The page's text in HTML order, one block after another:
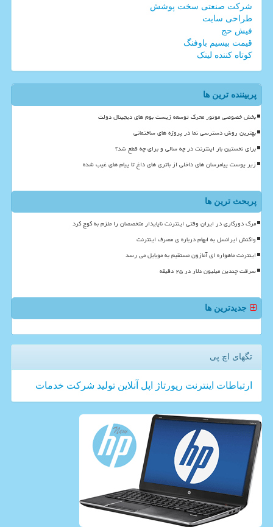
شرکت صنعتی سخت پوشش
طراحی سایت
فیش حج
قیمت بیسیم باوفنگ
کوتاه کننده لینک
پربیننده ترین ها
بخش خصوصی موتور محرک توسعه زیست بوم های دیجیتال دولت
بهترین روش دسترسی نما در پروژه های ساختمانی
برای نخستین بار اینترنت در چه سالی و برای چه قطع شد؟
زیر پوست پیامرسان های داخلی از باتری های داغ تا پیام های غیب شده
پربحث ترین ها
مرگ دورکاری در ایران وقتی اینترنت ناپایدار متخصصان را ملزم به کوچ کرد
واکنش ایرانسل به ابهام درباره ی مصرف اینترنت
اینترنت ماهواره ای آمازون مستقیم به موبایل می رسد
سرقت چندین میلیون دلار در ۲۵ دقیقه
جدیدترین ها
تگهای اچ پی
ارتباطات اینترنت رپورتاژ اپل آنلاین تولید شركت خدمات